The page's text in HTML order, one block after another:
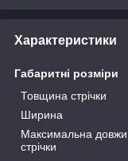
Характеристики
Габаритні розміри
Товщина стрічки
Ширина
Максимальна
стрічки